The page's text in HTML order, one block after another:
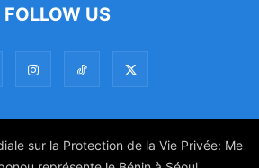
FOLLOW US
sur la Protection de la Vie Privée: Me